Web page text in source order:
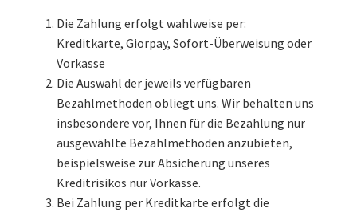
Die Zahlung erfolgt wahlweise per:
Kreditkarte, Giorpay, Sofort-Überweisung oder
Vorkasse
Die Auswahl der jeweils verfügbaren
Bezahlmethoden obliegt uns. Wir behalten uns
insbesondere vor, Ihnen für die Bezahlung nur
ausgewählte Bezahlmethoden anzubieten,
beispielsweise zur Absicherung unseres
Kreditrisikos nur Vorkasse.
Bei Zahlung per Kreditkarte erfolgt die